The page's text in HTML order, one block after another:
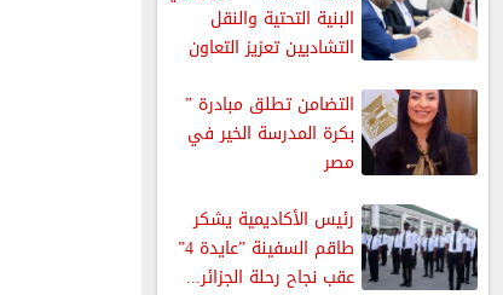
البنية التحتية والنقل
التشاديين تعزيز التعاون
التضامن تطلق مبادرة ”
بكرة المدرسة الخير في
مصر
رئيس الأكاديمية يشكر
طاقم السفينة ”عايدة 4”
عقب نجاح رحلة الجزائر...